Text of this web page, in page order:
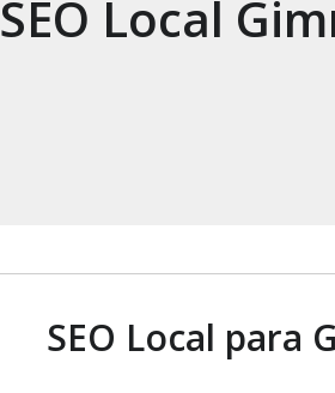
SEO Local
SEO Local para